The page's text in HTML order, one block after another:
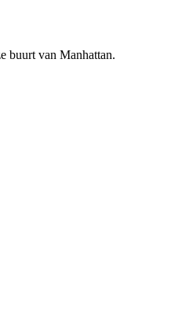
buurt van Manhattan.